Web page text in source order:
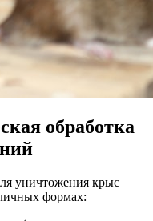
обработка
уничтожения крыс
формах: